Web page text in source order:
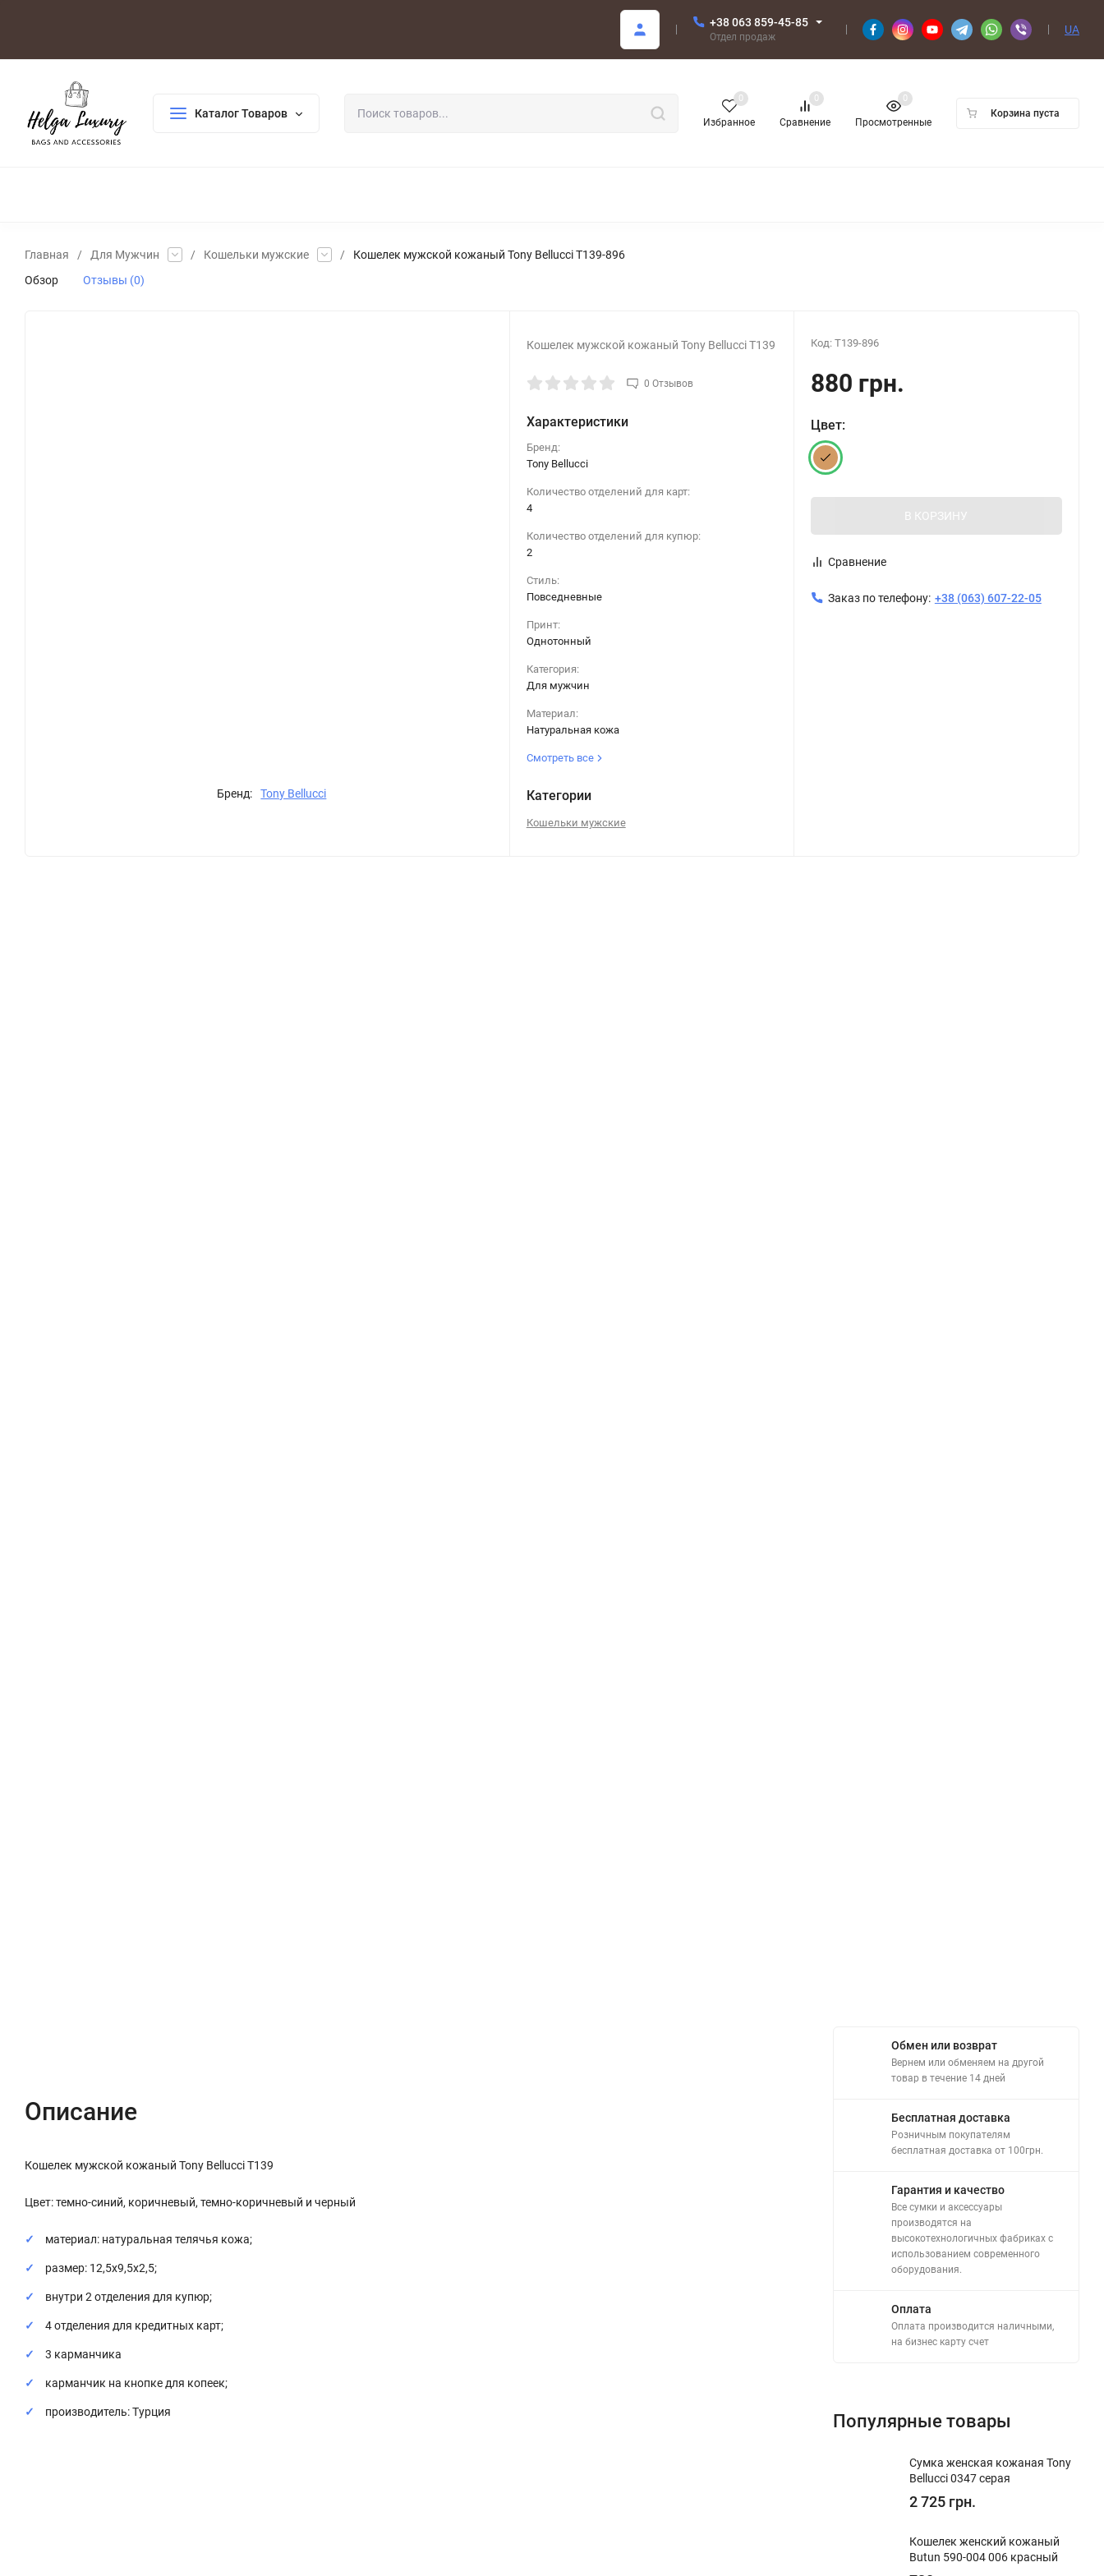
+38 063 859-45-85
Отдел продаж
UA
Каталог Товаров
Избранное
0
Сравнение
0
Просмотренные
0
Корзина пуста
Главная / Для Мужчин / Кошельки мужские /
Кошелек мужской кожаный Tony Bellucci T139-896
Обзор
Отзывы (0)
Бренд: Tony Bellucci
Кошелек мужской кожаный Tony Bellucci T139
0 Отзывов
Характеристики
Бренд:
Tony Bellucci
Количество отделений для карт:
4
Количество отделений для купюр:
2
Стиль:
Повседневные
Принт:
Однотонный
Категория:
Для мужчин
Материал:
Натуральная кожа
Смотреть все
Категории
Кошельки мужские
Код: T139-896
880 грн.
Цвет:
В КОРЗИНУ
Сравнение
Заказ по телефону: +38 (063) 607-22-05
Описание
Кошелек мужской кожаный Tony Bellucci T139
Цвет: темно-синий, коричневый, темно-коричневый и черный
материал: натуральная телячья кожа;
размер: 12,5x9,5x2,5;
внутри 2 отделения для купюр;
4 отделения для кредитных карт;
3 карманчика
карманчик на кнопке для копеек;
производитель: Турция
Обмен или возврат
Вернем или обменяем на другой
товар в течение 14 дней
Бесплатная доставка
Розничным покупателям
бесплатная доставка от 100грн.
Гарантия и качество
Все сумки и аксессуары
производятся на
высокотехнологичных фабриках с
использованием современного
оборудования.
Оплата
Оплата производится наличными,
на бизнес карту счет
Популярные товары
Сумка женская кожаная Tony
Bellucci 0347 серая
2 725 грн.
Кошелек женский кожаный
Butun 590-004 006 красный